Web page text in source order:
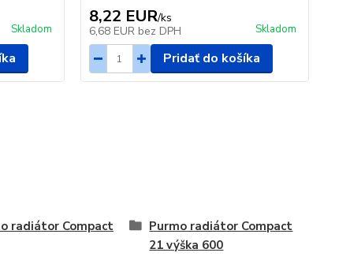
Skladom
8,22 EUR/ks
6,68 EUR bez DPH Skladom
Pridať do košíka
radiátor Compact
Purmo radiátor Compact
21 výška 600